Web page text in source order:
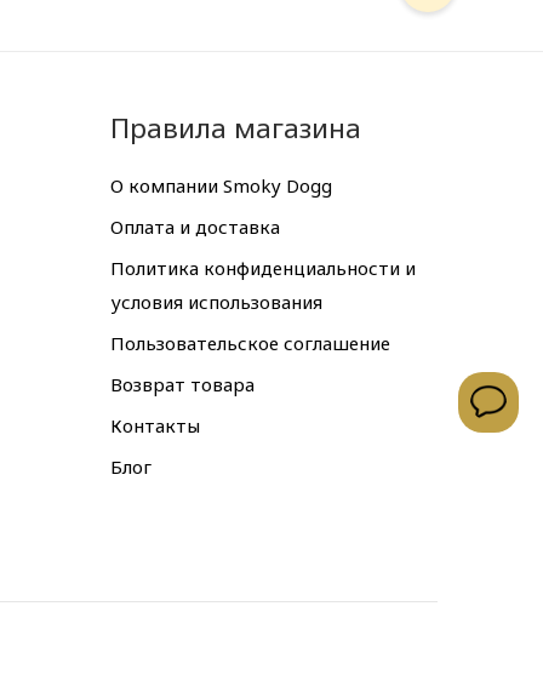
Правила магазина
О компании Smoky Dogg
Оплата и доставка
Политика конфиденциальности и
условия использования
Пользовательское соглашение
Возврат товара
Контакты
Блог